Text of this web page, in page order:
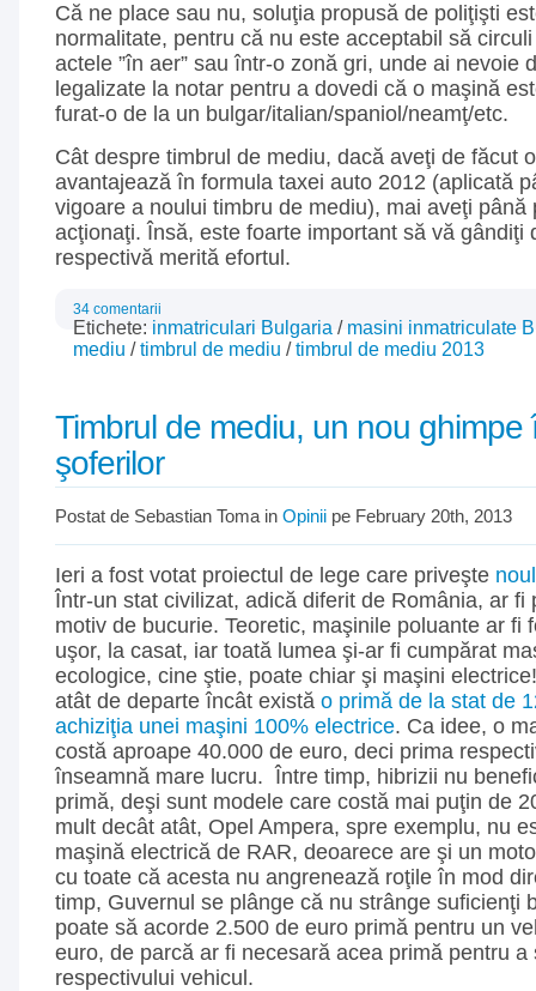
Că ne place sau nu, soluţia propusă de poliţişti
normalitate, pentru că nu este acceptabil să
actele ”în aer” sau într-o zonă gri, unde ai nevoie
legalizate la notar pentru a dovedi că o maşină
furat-o de la un bulgar/italian/spaniol/neamţ/etc.
Cât despre timbrul de mediu, dacă aveţi de făcut
avantajează în formula taxei auto 2012 (aplicată
vigoare a noului timbru de mediu), mai aveţi până
acţionaţi. Însă, este foarte important să vă gândiţi
respectivă merită efortul.
34 comentarii
Etichete: inmatriculari Bulgaria / masini inmatriculate
mediu /timbrul de mediu /timbrul de mediu 2013
Timbrul de mediu, un nou ghimpe
şoferilor
Postat de Sebastian Toma in Opinii pe February 20th, 2013
Ieri a fost votat proiectul de lege care priveşte
Într-un stat civilizat, adică diferit de România, ar fi
motiv de bucurie. Teoretic, maşinile poluante ar fi
uşor, la casat, iar toată lumea şi-ar fi cumpărat
ecologice, cine ştie, poate chiar şi maşini
atât de departe încât există o primă de la stat de
achiziţia unei maşini 100% electrice. Ca idee, o
costă aproape 40.000 de euro, deci prima
înseamnă mare lucru. Între timp, hibrizii nu
primă, deşi sunt modele care costă mai puţin de
mult decât atât, Opel Ampera, spre exemplu, nu
maşină electrică de RAR, deoarece are şi un
cu toate că acesta nu angrenează roţile în mod
timp, Guvernul se plânge că nu strânge suficienţi
poate să acorde 2.500 de euro primă pentru un
euro, de parcă ar fi necesară acea primă pentru a
respectivului vehicul.